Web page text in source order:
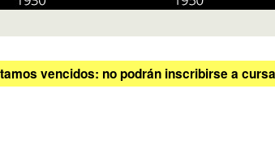
vencidos: no podrán inscribirse a